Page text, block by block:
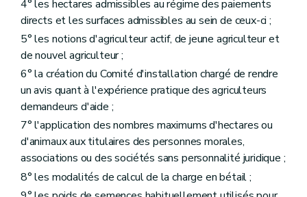
Titre 2 Exigences réglementaires et obligations en matière de conditions de travail et d'emploi et aux normes de travail prévues par le droit de l'Union européenne
Chapitre 1
Conditions de travail transparentes et prévisibles
Chapitre 2 Santé et sécurité des travailleurs
Section 1re
Art. 83/6
Section 2
Prescriptions minimales en matière de sécurité et de santé pour l'utilisation d'équipements de travail par les travailleurs
Art. 83/7
Partie 4 Dispositions finales
Art. 83
Art. 84
Art. 85
Annexe
4° les hectares admissibles au régime des paiements
directs et les surfaces admissibles au sein de ceux-ci ;
5° les notions d'agriculteur actif, de jeune agriculteur et
de nouvel agriculteur ;
6° la création du Comité d'installation chargé de rendre
un avis quant à l'expérience pratique des agriculteurs
demandeurs d'aide ;
7° l'application des nombres maximums d'hectares ou
d'animaux aux titulaires des personnes morales,
associations ou des sociétés sans personnalité juridique ;
8° les modalités de calcul de la charge en bétail ;